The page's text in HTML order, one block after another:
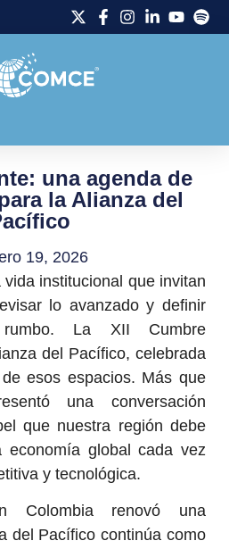
una agenda de
la Alianza del
19, 2026
institucional que invitan
lo avanzado y definir
La XII Cumbre
del Pacífico, celebrada
esos espacios. Más que
una conversación
que nuestra región debe
economía global cada vez
y tecnológica.
Colombia renovó una
del Pacífico continúa como